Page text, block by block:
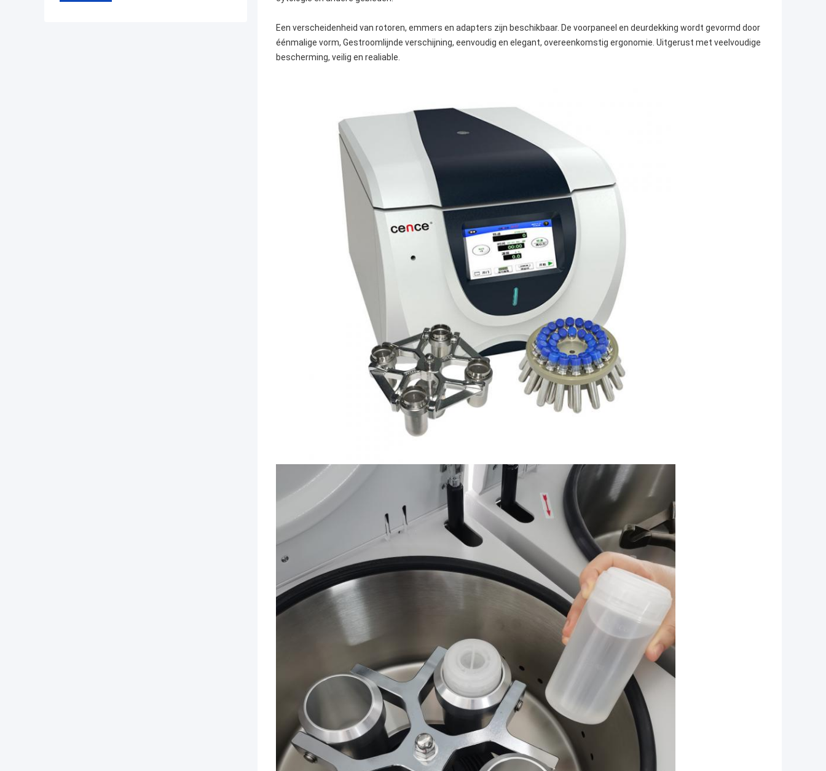
Een verscheidenheid van rotoren, emmers en adapters zijn beschikbaar. De voorpaneel en deurdekking wordt gevormd door
éénmalige vorm, Gestroomlijnde verschijning, eenvoudig en elegant, overeenkomstig ergonomie. Uitgerust met veelvoudige
bescherming, veilig en realiable.